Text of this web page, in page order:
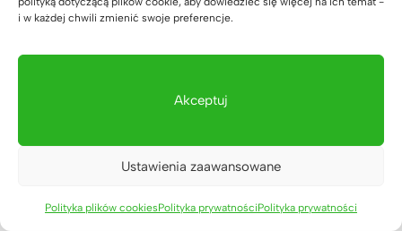
i w każdej chwili zmienić swoje preferencje.
Akceptuj
Ustawienia zaawansowane
Polityka plików cookiesPolityka prywatnościPolityka prywatności
rodziców w Lucky Academy
Meble biurowe do kancelarii
adwokackiej z Krakowa
31 lipca 2026